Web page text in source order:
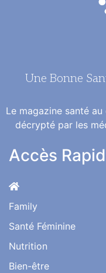
Une Bonne
Le magazine santé
décrypté par les
Accès
Family
Santé Féminine
Nutrition
Bien-être